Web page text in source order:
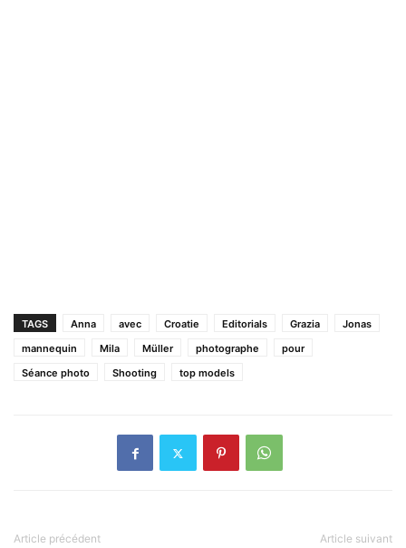
TAGS Anna avec Croatie Editorials Grazia
Jonas
mannequin
Mila Müller photographe
pour
Séance photo
Shooting top models
Article précédent Article suivant